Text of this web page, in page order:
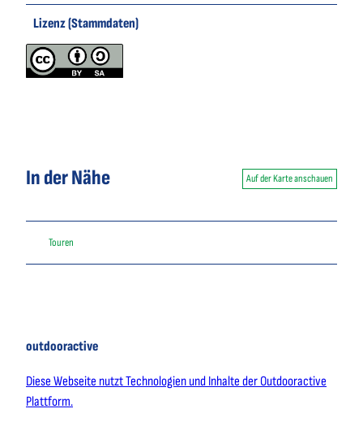
Lizenz (Stammdaten)
In der Nähe Auf der Karte anschauen
Touren
outdooractive
Diese Webseite nutzt Technologien und Inhalte der Outdooractive
Plattform.